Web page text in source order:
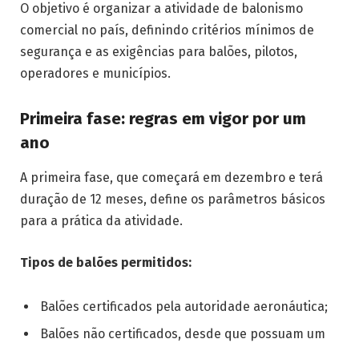
O objetivo é organizar a atividade de balonismo
comercial no país, definindo critérios mínimos de
segurança e as exigências para balões, pilotos,
operadores e municípios.
Primeira fase: regras em vigor por um
ano
A primeira fase, que começará em dezembro e terá
duração de 12 meses, define os parâmetros básicos
para a prática da atividade.
Tipos de balões permitidos:
Balões certificados pela autoridade aeronáutica;
Balões não certificados, desde que possuam um